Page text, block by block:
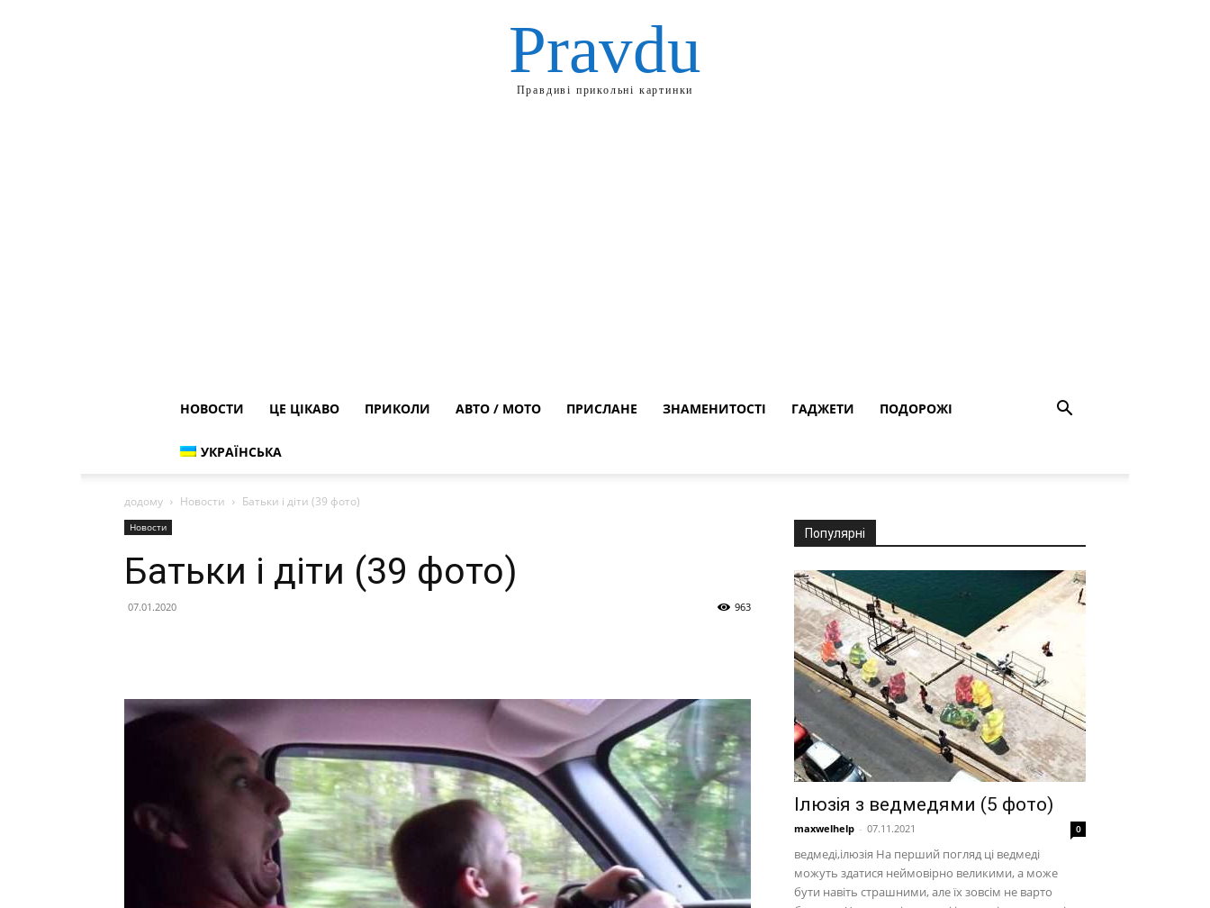
Pravdu
Правдиві прикольні картинки
НОВОСТИ ЦЕ ЦІКАВО ПРИКОЛИ АВТО / МОТО ПРИСЛАНЕ ЗНАМЕНИТОСТІ ГАДЖЕТИ ПОДОРОЖІ
УКРАЇНСЬКА
додому Новости Батьки і діти (39 фото)
Новости
Батьки і діти (39 фото)
07.01.2020 963
Популярні
Ілюзія з ведмедями (5 фото)
maxwelhelp - 07.11.2021 0
ведмеді,ілюзія На перший погляд ці ведмеді
можуть здатися неймовірно великими, а може
бути навіть страшними, але їх зовсім не варто